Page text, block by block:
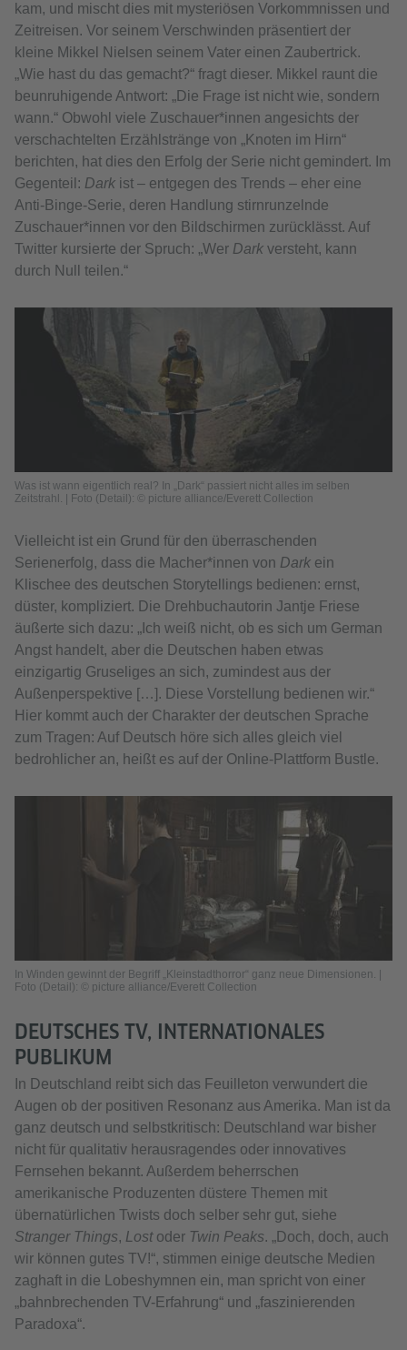
kam, und mischt dies mit mysteriösen Vorkommnissen und
Zeitreisen. Vor seinem Verschwinden präsentiert der
kleine Mikkel Nielsen seinem Vater einen Zaubertrick.
„Wie hast du das gemacht?“ fragt dieser. Mikkel raunt die
beunruhigende Antwort: „Die Frage ist nicht wie, sondern
wann.“ Obwohl viele Zuschauer*innen angesichts der
verschachtelten Erzählstränge von „Knoten im Hirn“
berichten, hat dies den Erfolg der Serie nicht gemindert. Im
Gegenteil: Dark ist – entgegen des Trends – eher eine
Anti-Binge-Serie, deren Handlung stirnrunzelnde
Zuschauer*innen vor den Bildschirmen zurücklässt. Auf
Twitter kursierte der Spruch: „Wer Dark versteht, kann
durch Null teilen.“
Was ist wann eigentlich real? In „Dark“ passiert nicht alles im selben
Zeitstrahl. | Foto (Detail): © picture alliance/Everett Collection
Vielleicht ist ein Grund für den überraschenden
Serienerfolg, dass die Macher*innen von Dark ein
Klischee des deutschen Storytellings bedienen: ernst,
düster, kompliziert. Die Drehbuchautorin Jantje Friese
äußerte sich dazu: „Ich weiß nicht, ob es sich um German
Angst handelt, aber die Deutschen haben etwas
einzigartig Gruseliges an sich, zumindest aus der
Außenperspektive […]. Diese Vorstellung bedienen wir.“
Hier kommt auch der Charakter der deutschen Sprache
zum Tragen: Auf Deutsch höre sich alles gleich viel
bedrohlicher an, heißt es auf der Online-Plattform Bustle.
In Winden gewinnt der Begriff „Kleinstadthorror“ ganz neue Dimensionen. |
Foto (Detail): © picture alliance/Everett Collection
DEUTSCHES TV, INTERNATIONALES
PUBLIKUM
In Deutschland reibt sich das Feuilleton verwundert die
Augen ob der positiven Resonanz aus Amerika. Man ist da
ganz deutsch und selbstkritisch: Deutschland war bisher
nicht für qualitativ herausragendes oder innovatives
Fernsehen bekannt. Außerdem beherrschen
amerikanische Produzenten düstere Themen mit
übernatürlichen Twists doch selber sehr gut, siehe
Stranger Things, Lostoder Twin Peaks. „Doch, doch, auch
wir können gutes TV!“, stimmen einige deutsche Medien
zaghaft in die Lobeshymnen ein, man spricht von einer
„bahnbrechenden TV-Erfahrung“ und „faszinierenden
Paradoxa“.